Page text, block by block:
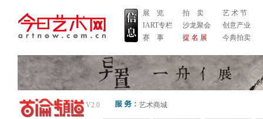
展 览
IART专栏
赛 事
拍 卖
沙龙聚会
提 名 展
艺 术 节
创意产业
今典拍卖
V2.0 艺术商城